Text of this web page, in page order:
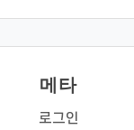
메타
로그인